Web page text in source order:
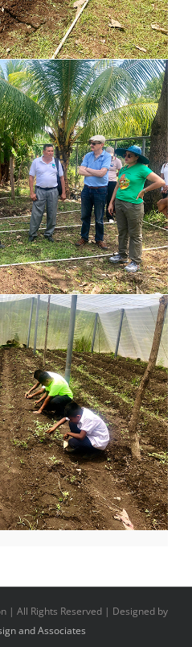
| All Rights Reserved | Designed by
and Associates